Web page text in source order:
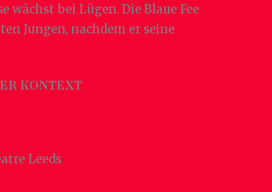
wächst bei Lügen. Die Blaue Fee
Jungen, nachdem er seine
KONTEXT
Leeds